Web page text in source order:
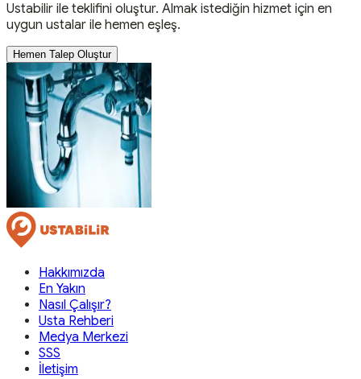
Ustabilir ile teklifini oluştur. Almak istediğin hizmet için en
uygun ustalar ile hemen eşleş.
Hemen Talep Oluştur
Hakkımızda
En Yakın
Nasıl Çalışır?
Usta Rehberi
Medya Merkezi
SSS
İletişim